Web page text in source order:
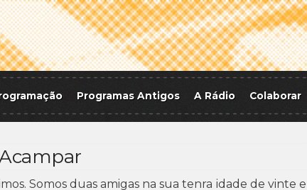
Programas Antigos A Rádio Colaborar
Somos duas amigas na sua tenra idade de vinte e